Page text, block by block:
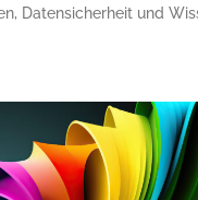
Datensicherheit und